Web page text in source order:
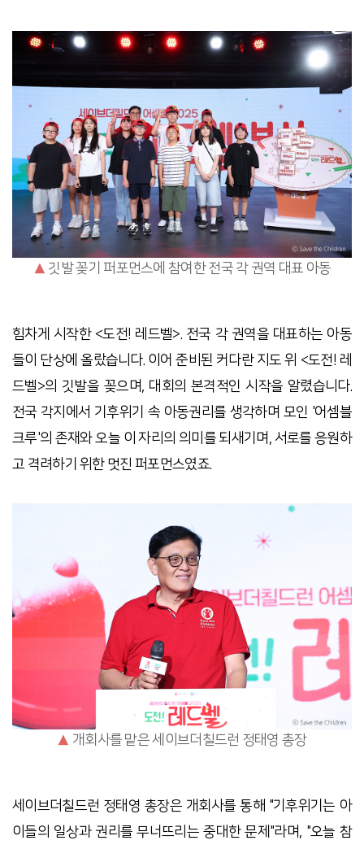
▲ 깃발 꽂기 퍼포먼스에 참여한 전국 각 권역 대표 아동
힘차게 시작한 <도전! 레드벨>. 전국 각 권역을 대표하는 아동
들이 단상에 올랐습니다. 이어 준비된 커다란 지도 위 <도전! 레
드벨>의 깃발을 꽂으며, 대회의 본격적인 시작을 알렸습니다.
전국 각지에서 기후위기 속 아동권리를 생각하며 모인 '어셈블
크루'의 존재와 오늘 이 자리의 의미를 되새기며, 서로를 응원하
고 격려하기 위한 멋진 퍼포먼스였죠.
▲ 개회사를 맡은 세이브더칠드런 정태영 총장
세이브더칠드런 정태영 총장은 개회사를 통해 "기후위기는 아
이들의 일상과 권리를 무너뜨리는 중대한 문제"라며, "오늘 참